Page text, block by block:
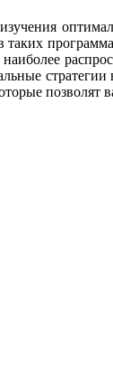
позволят